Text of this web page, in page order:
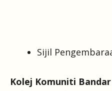
Sijil
Kolej Komuniti